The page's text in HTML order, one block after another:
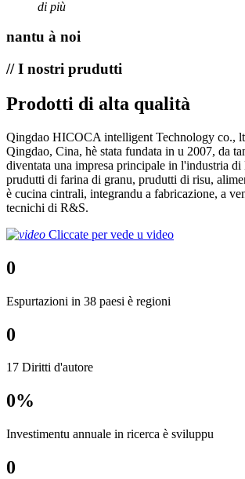
di più
nantu à noi
// I nostri prudutti
Prodotti di alta qualità
Qingdao HICOCA intelligent Technology co.,
Qingdao, Cina, hè stata fundata in u 2007, da
diventata una impresa principale in l'industria
prudutti di farina di granu, prudutti di risu,
è cucina cintrali, integrandu a fabricazione, a
tecnichi di R&S.
Cliccate per vede u video
0
Espurtazioni in 38 paesi è regioni
0
17 Diritti d'autore
0%
Investimentu annuale in ricerca è sviluppu
0